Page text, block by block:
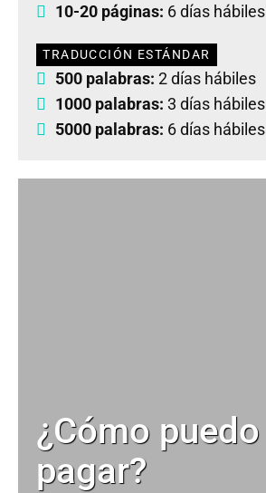
10-20 páginas: 6 días hábiles
TRADUCCIÓN ESTÁNDAR
500 palabras: 2 días hábiles
1000 palabras: 3 días hábiles
5000 palabras: 6 días hábiles
¿Cómo puedo
pagar?